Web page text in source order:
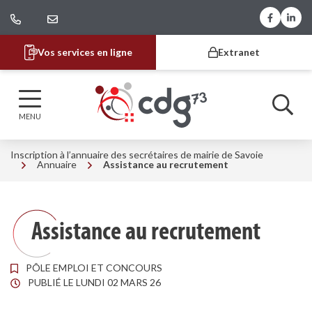
contenu
Lien vers
Lien
Vos services en ligne Extranet
MENU CDG 73
Inscription à l’annuaire des secrétaires de mairie de Savoie
Annuaire
Assistance au recrutement
Assistance au recrutement
PÔLE EMPLOI ET CONCOURS
PUBLIÉ LE LUNDI 02 MARS 26